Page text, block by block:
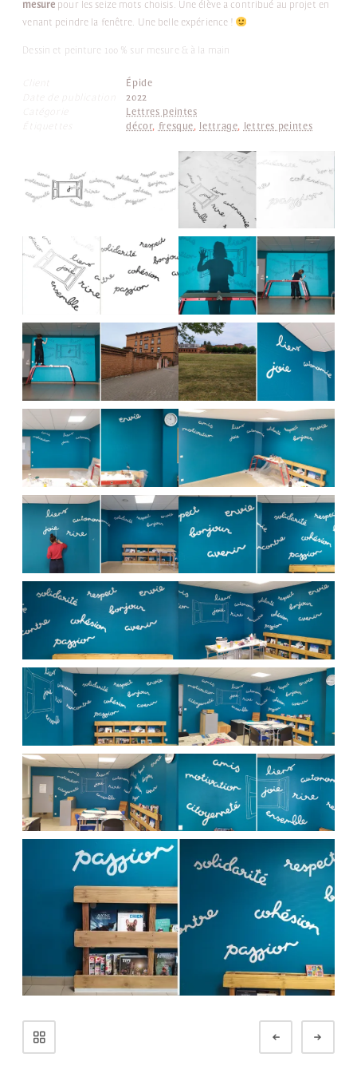
mesure pour les seize mots choisis. Une élève a contribué au projet en
venant peindre la fenêtre. Une belle expérience !
Dessin et peinture 100 % sur mesure & à la main
Épide
Date de publication
2022
Lettres peintes
décor, fresque, lettrage, lettres peintes
Navigation
de
Portfolio